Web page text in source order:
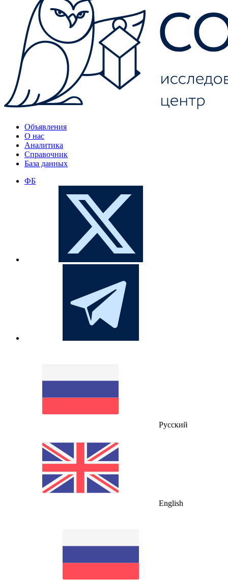
Объявления
О нас
Аналитика
Справочник
База данных
ФБ
Русский
English